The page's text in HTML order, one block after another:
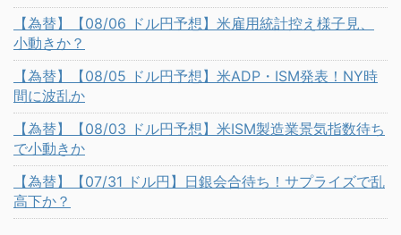
【為替】【08/06 ドル円予想】米雇用統計控え様子見、
小動きか？
【為替】【08/05 ドル円予想】米ADP・ISM発表！NY時
間に波乱か
【為替】【08/03 ドル円予想】米ISM製造業景気指数待ち
で小動きか
【為替】【07/31 ドル円】日銀会合待ち！サプライズで乱
高下か？